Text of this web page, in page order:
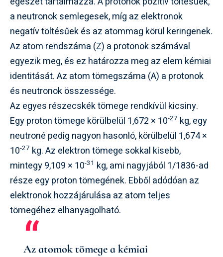
a neutronok semlegesek, míg az elektronok
negatív töltésűek és az atommag körül keringenek.
Az atom rendszáma (Z) a protonok számával
egyezik meg, és ez határozza meg az elem kémiai
identitását. Az atom tömegszáma (A) a protonok
és neutronok összessége.
Az egyes részecskék tömege rendkívül kicsiny.
Egy proton tömege körülbelül 1,672 × 10-27 kg, egy
neutroné pedig nagyon hasonló, körülbelül 1,674 ×
10-27 kg. Az elektron tömege sokkal kisebb,
mintegy 9,109 × 10-31 kg, ami nagyjából 1/1836-ad
része egy proton tömegének. Ebből adódóan az
elektronok hozzájárulása az atom teljes
tömegéhez elhanyagolható.
Az atomok tömege a kémiai